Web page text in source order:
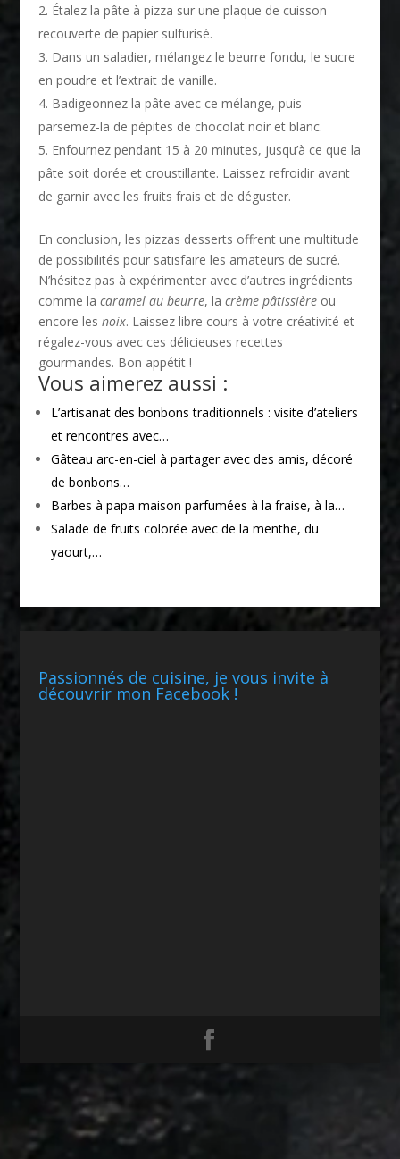
Étalez la pâte à pizza sur une plaque de cuisson
recouverte de papier sulfurisé.
Dans un saladier, mélangez le beurre fondu, le sucre
en poudre et l’extrait de vanille.
Badigeonnez la pâte avec ce mélange, puis
parsemez-la de pépites de chocolat noir et blanc.
Enfournez pendant 15 à 20 minutes, jusqu’à ce que la
pâte soit dorée et croustillante. Laissez refroidir avant
de garnir avec les fruits frais et de déguster.
En conclusion, les pizzas desserts offrent une multitude
de possibilités pour satisfaire les amateurs de sucré.
N’hésitez pas à expérimenter avec d’autres ingrédients
comme la caramel au beurre, la crème pâtissièreou
encore les noix. Laissez libre cours à votre créativité et
régalez-vous avec ces délicieuses recettes
gourmandes. Bon appétit !
Vous aimerez aussi :
L’artisanat des bonbons traditionnels : visite d’ateliers
et rencontres avec…
Gâteau arc-en-ciel à partager avec des amis, décoré
de bonbons…
Barbes à papa maison parfumées à la fraise, à la…
Salade de fruits colorée avec de la menthe, du
yaourt,…
Passionnés de cuisine, je vous invite à
découvrir mon Facebook !